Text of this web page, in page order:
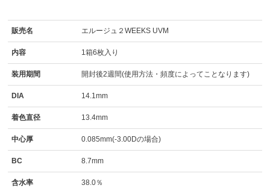
販売名 エルージュ２WEEKS UVM
内容 1箱6枚入り
装用期間 開封後2週間(使用方法・頻度によってことなります)
DIA 14.1mm
着色直径 13.4mm
中心厚 0.085mm(-3.00Dの場合)
BC 8.7mm
含水率 38.0％